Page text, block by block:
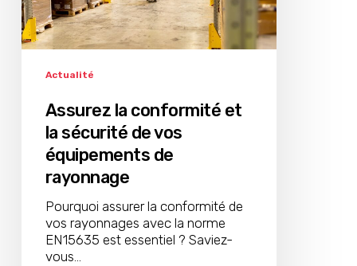
vos
équipements
de
rayonnage
Actualité
Assurez la conformité et
la sécurité de vos
équipements de
rayonnage
Pourquoi assurer la conformité de
vos rayonnages avec la norme
EN15635 est essentiel ? Saviez-
vous…